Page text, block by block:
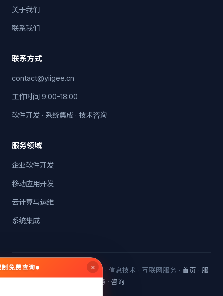
关于我们
联系我们
联系方式
contact@yiigee.cn
工作时间 9:00-18:00
软件开发 · 系统集成 · 技术咨询
服务领域
企业软件开发
移动应用开发
云计算与运维
系统集成
© 2026 翼鸽科技 · 软件开发 · 信息技术 · 互联网服务 · 首页 · 服
务 · 咨询
×
免费查询